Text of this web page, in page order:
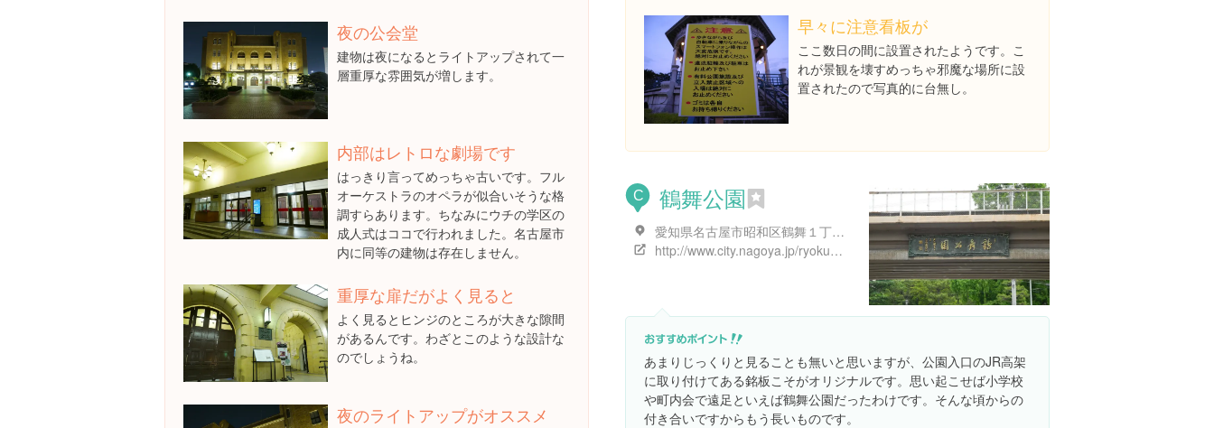
夜の公会堂
建物は夜になるとライトアップされて一
層重厚な雰囲気が増します。
内部はレトロな劇場です
はっきり言ってめっちゃ古いです。フル
オーケストラのオペラが似合いそうな格
調すらあります。ちなみにウチの学区の
成人式はココで行われました。名古屋市
内に同等の建物は存在しません。
重厚な扉だがよく見ると
よく見るとヒンジのところが大きな隙間
があるんです。わざとこのような設計な
のでしょうね。
夜のライトアップがオススメ
早々に注意看板が
ここ数日の間に設置されたようです。こ
れが景観を壊すめっちゃ邪魔な場所に設
置されたので写真的に台無し。
C 鶴舞公園
愛知県名古屋市昭和区鶴舞１丁目１-１
http://www.city.nagoya.jp/ryokuseidoboku/page/0000005021.html
あまりじっくりと見ることも無いと思いますが、公園入口のJR高架
に取り付けてある銘板こそがオリジナルです。思い起こせば小学校
や町内会で遠足といえば鶴舞公園だったわけです。そんな頃からの
付き合いですからもう長いものです。